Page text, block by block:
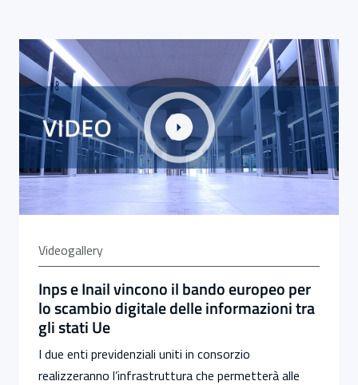
Link alla Gallery Inps e Inail vincono il bando europeo
Videogallery
Inps e Inail vincono il bando europeo per
lo scambio digitale delle informazioni tra
gli stati Ue
I due enti previdenziali uniti in consorzio
realizzeranno l’infrastruttura che permetterà alle